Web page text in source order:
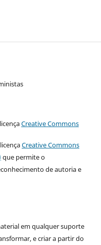
Creative Commons
Creative Commons
que permite o
de autoria e
em qualquer suporte
e criar a partir do